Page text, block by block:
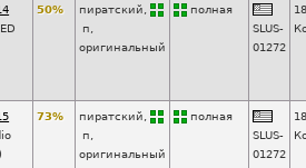
50%
пиратский,
п
оригинальный
полная
SL US-
01272
)
73%
пиратский,
п
оригинальный
полная
SLUS-
01272